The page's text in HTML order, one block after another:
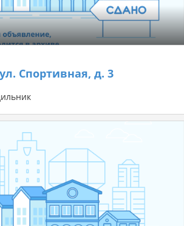
Спортивная, д. 3